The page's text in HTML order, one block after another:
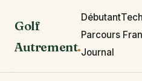
Golf
Autrement.
Débutant
Parcours
Journal